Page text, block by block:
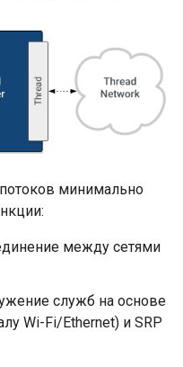
минимально
между сетями
служб на основе
Wi-Fi/Ethernet) и SRP